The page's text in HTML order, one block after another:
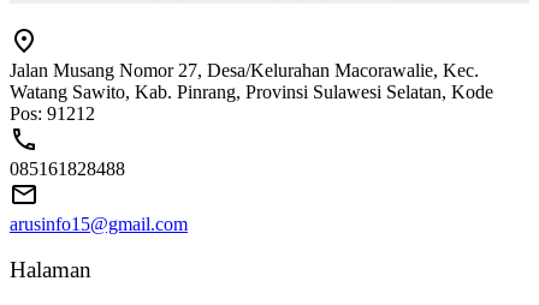
Jalan Musang Nomor 27, Desa/Kelurahan Macorawalie, Kec.
Watang Sawito, Kab. Pinrang, Provinsi Sulawesi Selatan, Kode
Pos: 91212
085161828488
arusinfo15@gmail.com
Halaman